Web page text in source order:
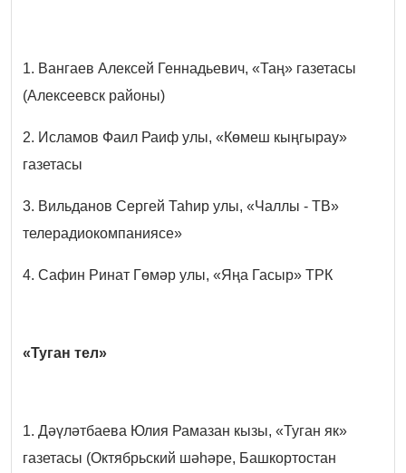
1. Вангаев Алексей Геннадьевич, «Таң» газетасы
(Алексеевск районы)
2. Исламов Фаил Раиф улы, «Көмеш кыңгырау»
газетасы
3. Вильданов Сергей Таһир улы, «Чаллы - ТВ»
телерадиокомпаниясе»
4. Сафин Ринат Гөмәр улы, «Яңа Гасыр» ТРК
«Туган тел»
1. Дәүләтбаева Юлия Рамазан кызы, «Туган як»
газетасы (Октябрьский шәһәре, Башкортостан